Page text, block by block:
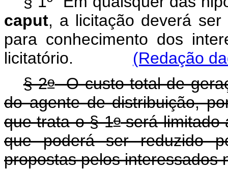
caput, a licitação deverá ser
para conhecimento dos
licitatório. (Redação
§ 2oO custo total de
do agente de distribuição,
que trata o § 1oserá limitado
que poderá ser reduzido
propostas pelos interessados